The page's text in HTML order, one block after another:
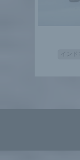
インド